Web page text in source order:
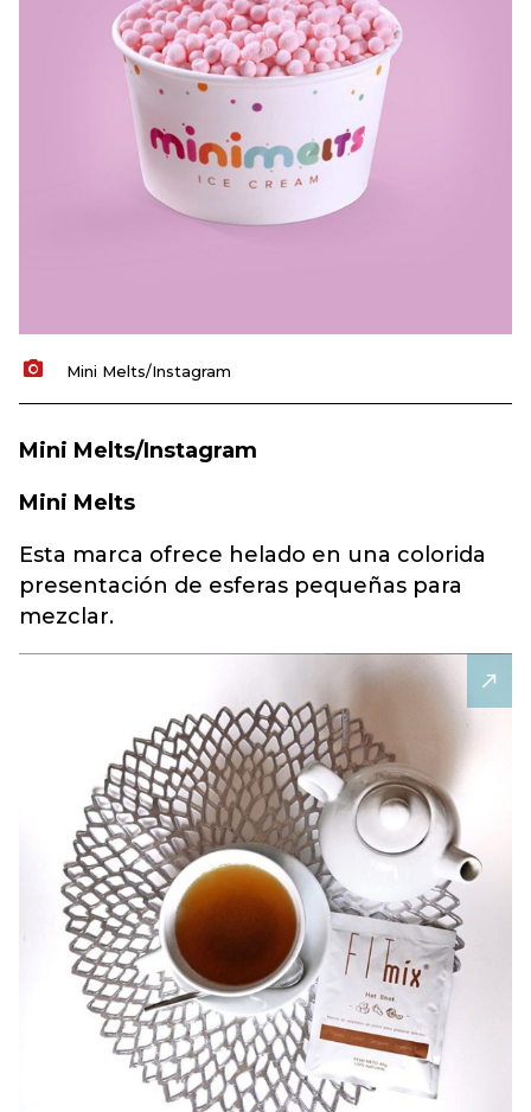
Mini Melts/Instagram
Mini Melts/Instagram
Mini Melts
Esta marca ofrece helado en una colorida
presentación de esferas pequeñas para
mezclar.